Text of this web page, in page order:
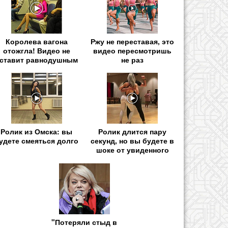
Королева вагона
отожгла! Видео не
равнодушным
Ржу не переставая, это
видео пересмотришь
не раз
Ролик из Омска: вы
смеяться долго
Ролик длится пару
секунд, но вы будете в
шоке от увиденного
"Потеряли стыд в